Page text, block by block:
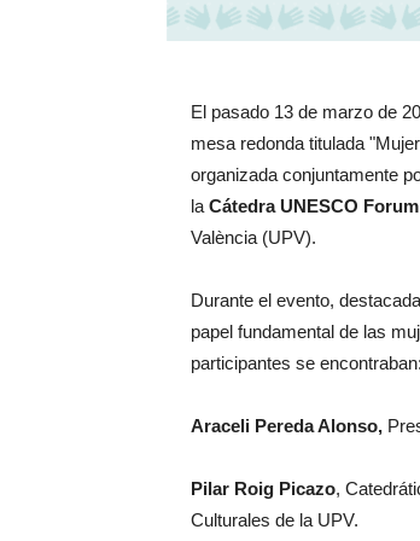
El pasado 13 de marzo de
mesa redonda titulada
organizada conjuntamente
la Cátedra UNESCO
València (UPV).
Durante el evento,
papel fundamental de las
participantes se encontraban:
Araceli Pereda Alonso,
Pilar Roig Picazo,
Culturales de la UPV.